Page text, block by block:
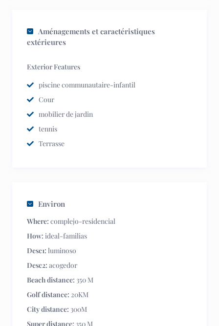
Aménagements et caractéristiques
extérieures
Exterior Features
piscine communautaire-infantil
Cour
mobilier de jardin
tennis
Terrasse
Environ
Where: complejo-residencial
How: ideal-familias
Desc1: luminoso
Desc2: acogedor
Beach distance: 350 M
Golf distance: 20KM
City distance: 300M
Super distance: 350 M